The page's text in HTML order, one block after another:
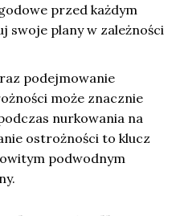
przed każdym
swoje plany w zależności
podejmowanie
może znacznie
nurkowania na
ostrożności to klucz
podwodnym